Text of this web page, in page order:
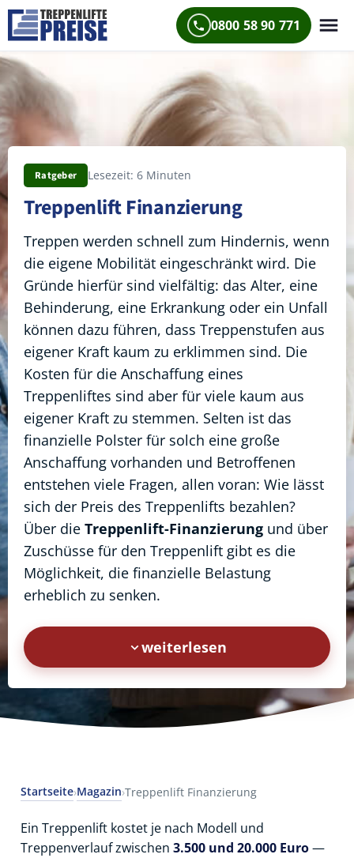
0800 58 90 771
Ratgeber Lesezeit: 6 Minuten
Treppenlift Finanzierung
Treppen werden schnell zum Hindernis, wenn
die eigene Mobilität eingeschränkt wird. Die
Gründe hierfür sind vielfältig: das Alter, eine
Behinderung, eine Erkrankung oder ein Unfall
können dazu führen, dass Treppenstufen aus
eigener Kraft kaum zu erklimmen sind. Die
Kosten für die Anschaffung eines
Treppenliftes sind aber für viele kaum aus
eigener Kraft zu stemmen. Selten ist das
finanzielle Polster für solch eine große
Anschaffung vorhanden und Betroffenen
entstehen viele Fragen, allen voran: Wie lässt
sich der Preis des Treppenlifts bezahlen?
Über die Treppenlift-Finanzierung und über
Zuschüsse für den Treppenlift gibt es die
Möglichkeit, die finanzielle Belastung
erheblich zu senken.
weiterlesen
Startseite›Magazin›Treppenlift Finanzierung
Ein Treppenlift kostet je nach Modell und
Treppenverlauf zwischen 3.500 und 20.000 Euro—